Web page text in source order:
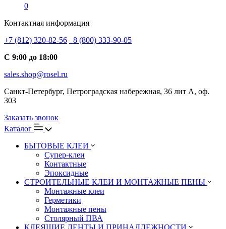
0
Контактная информация
+7 (812) 320-82-56
8 (800) 333-90-05
С 9:00 до 18:00
sales.shop@rosel.ru
Санкт-Петербург, Петроградская набережная, 36 лит А, оф.
303
Заказать звонок
Каталог
БЫТОВЫЕ КЛЕИ
Супер-клеи
Контактные
Эпоксидные
СТРОИТЕЛЬНЫЕ КЛЕИ И МОНТАЖНЫЕ ПЕНЫ
Монтажные клеи
Герметики
Монтажные пены
Столярный ПВА